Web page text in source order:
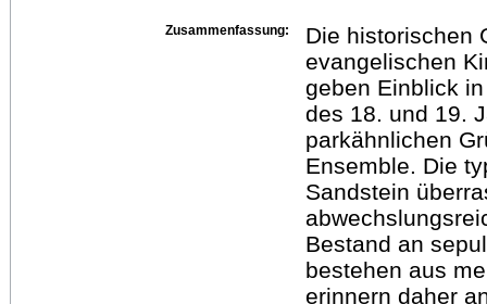
Zusammenfassung:
Die historischen
evangelischen
geben Einblick
des 18. und 19.
parkähnlichen
Ensemble. Die
Sandstein
Bestand an
bestehen aus
erinnern daher